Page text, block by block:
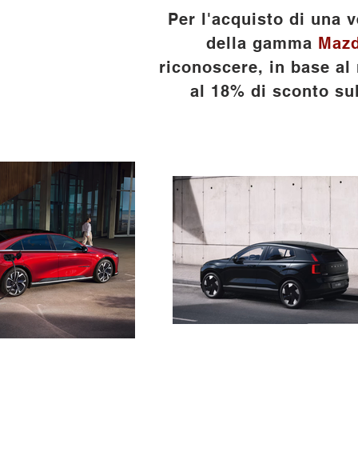
Per l'acquisto di una
della gamma
riconoscere, in base
al 18% di sconto